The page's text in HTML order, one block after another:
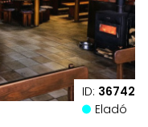
ID: 36742
Eladó